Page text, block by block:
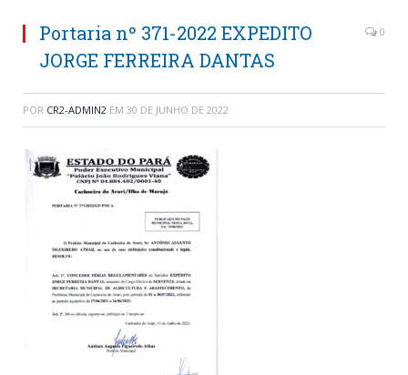
Portaria nº 371-2022 EXPEDITO
JORGE FERREIRA DANTAS
0
POR CR2-ADMIN2 EM 30 DE JUNHO DE 2022